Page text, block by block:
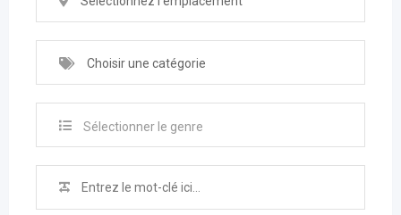
Choisir une catégorie
Sélectionner le genre